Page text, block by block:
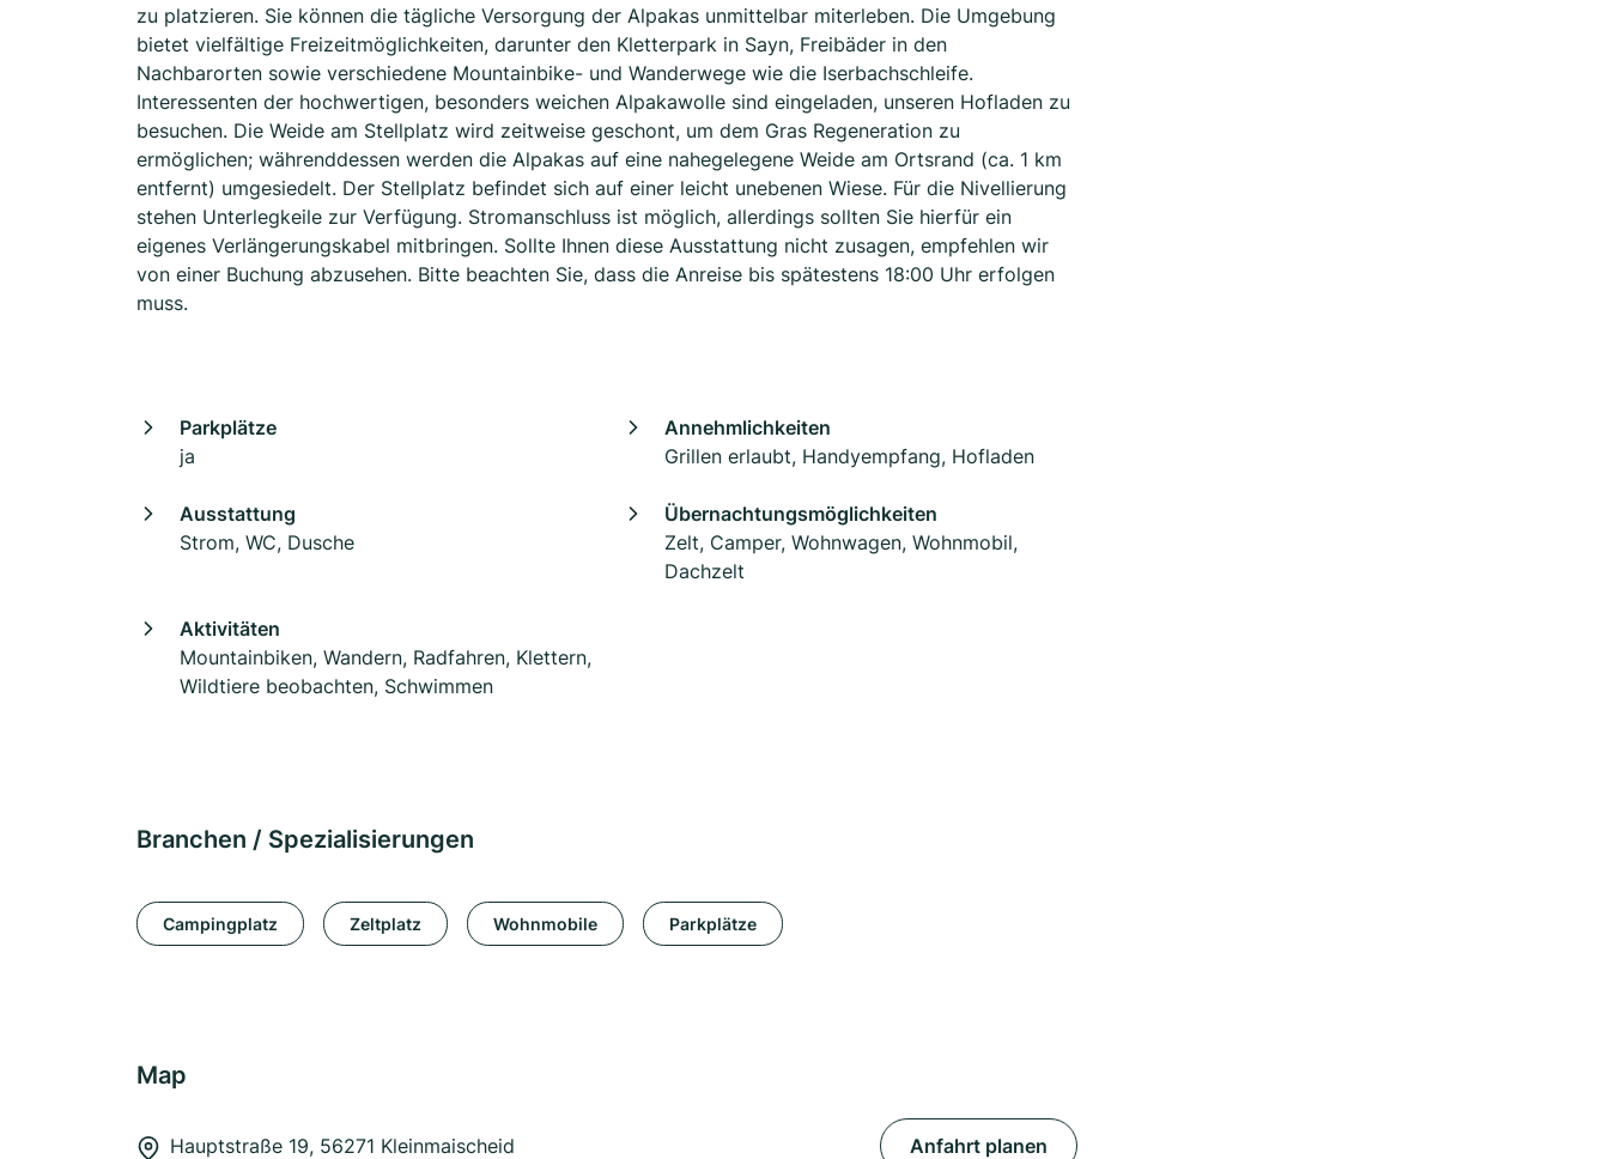
zu platzieren. Sie können die tägliche Versorgung der Alpakas unmittelbar miterleben. Die Umgebung
bietet vielfältige Freizeitmöglichkeiten, darunter den Kletterpark in Sayn, Freibäder in den
Nachbarorten sowie verschiedene Mountainbike- und Wanderwege wie die Iserbachschleife.
Interessenten der hochwertigen, besonders weichen Alpakawolle sind eingeladen, unseren Hofladen zu
besuchen. Die Weide am Stellplatz wird zeitweise geschont, um dem Gras Regeneration zu
ermöglichen; währenddessen werden die Alpakas auf eine nahegelegene Weide am Ortsrand (ca. 1 km
entfernt) umgesiedelt. Der Stellplatz befindet sich auf einer leicht unebenen Wiese. Für die Nivellierung
stehen Unterlegkeile zur Verfügung. Stromanschluss ist möglich, allerdings sollten Sie hierfür ein
eigenes Verlängerungskabel mitbringen. Sollte Ihnen diese Ausstattung nicht zusagen, empfehlen wir
von einer Buchung abzusehen. Bitte beachten Sie, dass die Anreise bis spätestens 18:00 Uhr erfolgen
muss.
Parkplätze
ja
Annehmlichkeiten
Grillen erlaubt, Handyempfang, Hofladen
Ausstattung
Strom, WC, Dusche
Übernachtungsmöglichkeiten
Zelt, Camper, Wohnwagen, Wohnmobil,
Dachzelt
Aktivitäten
Mountainbiken, Wandern, Radfahren, Klettern,
Wildtiere beobachten, Schwimmen
Branchen / Spezialisierungen
Campingplatz Zeltplatz Wohnmobile Parkplätze
Map
Hauptstraße 19, 56271 Kleinmaischeid Anfahrt planen